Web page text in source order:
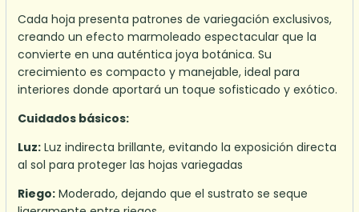
Cada hoja presenta patrones de variegación exclusivos,
creando un efecto marmoleado espectacular que la
convierte en una auténtica joya botánica. Su
crecimiento es compacto y manejable, ideal para
interiores donde aportará un toque sofisticado y exótico.
Cuidados básicos:
Luz: Luz indirecta brillante, evitando la exposición directa
al sol para proteger las hojas variegadas
Riego: Moderado, dejando que el sustrato se seque